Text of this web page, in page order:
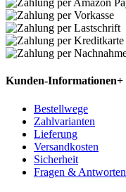
Kunden-Informationen+
Bestellwege
Zahlvarianten
Lieferung
Versandkosten
Sicherheit
Fragen & Antworten